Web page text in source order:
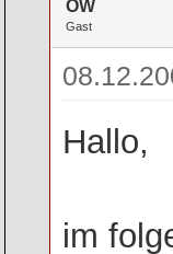
OW
Gast
Hallo,
im